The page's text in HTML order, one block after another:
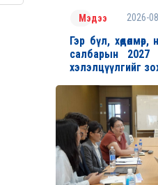
Мэдээ 2026-
Гэр бүл,
салбарын 2027
хэлэлцүүлгийг